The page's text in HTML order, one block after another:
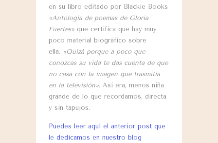
en su libro editado por Blackie Books
«Antología de poemas de Gloria
Fuertes» que certifica que hay muy
poco material biográfico sobre
ella. «Quizá porque a poco que
conozcas su vida te das cuenta de que
no casa con la imagen que trasmitía
en la televisión». Así era, menos niña
grande de lo que recordamos, directa
y sin tapujos.
Puedes leer aquí el anterior post que
le dedicamos en nuestro blog